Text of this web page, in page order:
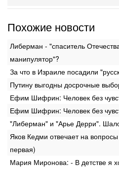
Похожие новости
Либерман - "спаситель
манипулятор"?
За что в Израиле посадили
Путину выгодны досрочные
Ефим Шифрин: Человек без
Ефим Шифрин: Человек без
"Либерман" и "Арье Дерри".
Яков Кедми отвечает на
первая)
Мария Миронова: - В детстве я